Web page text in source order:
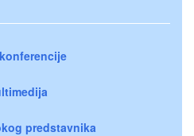
predstavnika